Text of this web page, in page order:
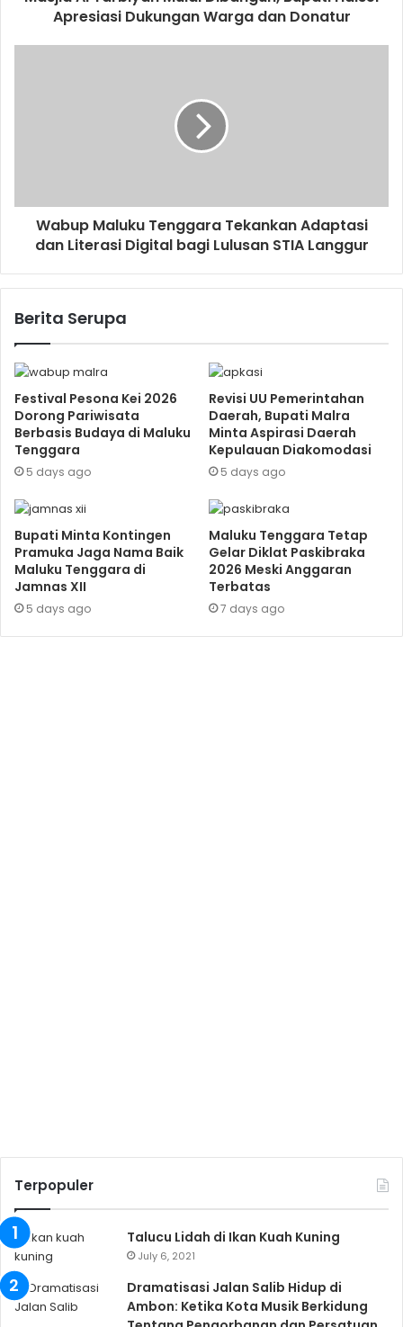
Apresiasi Dukungan Warga dan Donatur
Wabup Maluku Tenggara Tekankan Adaptasi
dan Literasi Digital bagi Lulusan STIA Langgur
Berita Serupa
Festival Pesona Kei 2026
Dorong Pariwisata
Berbasis Budaya di Maluku
Tenggara
5 days ago
Revisi UU Pemerintahan
Daerah, Bupati Malra
Minta Aspirasi Daerah
Kepulauan Diakomodasi
5 days ago
Bupati Minta Kontingen
Pramuka Jaga Nama Baik
Maluku Tenggara di
Jamnas XII
5 days ago
Maluku Tenggara Tetap
Gelar Diklat Paskibraka
2026 Meski Anggaran
Terbatas
7 days ago
Terpopuler
Talucu Lidah di Ikan Kuah Kuning
July 6, 2021
Dramatisasi Jalan Salib Hidup di
Ambon: Ketika Kota Musik Berkidung